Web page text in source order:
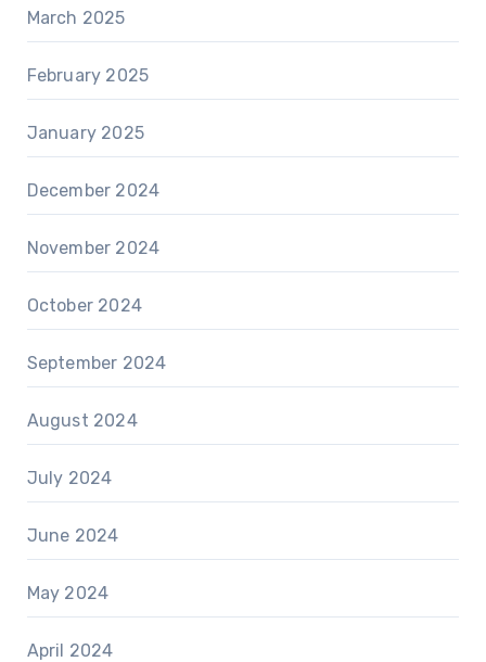
March 2025
February 2025
January 2025
December 2024
November 2024
October 2024
September 2024
August 2024
July 2024
June 2024
May 2024
April 2024